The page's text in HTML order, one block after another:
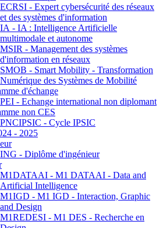
ECRSI - Expert cybersécurité des réseaux
et des systèmes d'information
IA - IA : Intelligence Artificielle
multimodale et autonome
MSIR - Management des systèmes
d'information en réseaux
SMOB - Smart Mobility - Transformation
Numérique des Systèmes de Mobilité
d'échange
PEI - Echange international non diplomant
non CES
PNCIPSIC - Cycle IPSIC
- 2025
ING - Diplôme d'ingénieur
M1DATAAI - M1 DATAAI - Data and
Artificial Intelligence
M1IGD - M1 IGD - Interaction, Graphic
and Design
M1REDESI - M1 DES - Recherche en